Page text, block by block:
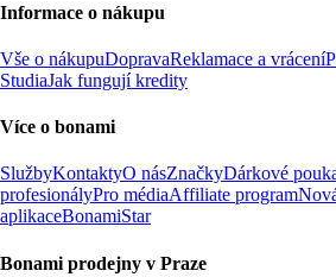
Informace o nákupu
Vše o nákupuDopravaReklamace a vrácení
StudiaJak fungují kredity
Více o bonami
SlužbyKontaktyO násZnačkyDárkové
profesionályPro médiaAffiliate program
aplikaceBonamiStar
Bonami prodejny v Praze